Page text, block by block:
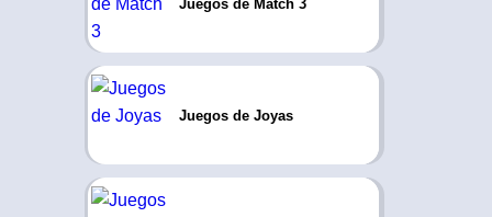
Juegos de Match 3
Juegos de Joyas